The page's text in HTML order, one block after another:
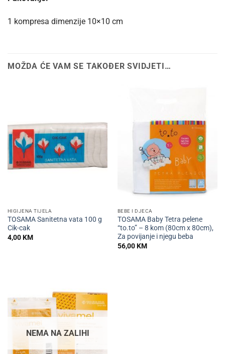
1 kompresa dimenzije 10×10 cm
MOŽDA ĆE VAM SE TAKOĐER SVIDJETI…
HIGIJENA TIJELA
TOSAMA Sanitetna vata 100 g
Cik-cak
4,00KM
BEBE I DJECA
TOSAMA Baby Tetra pelene
“to.to” – 8 kom (80cm x 80cm),
Za povijanje i njegu beba
56,00KM
NEMA NA ZALIHI